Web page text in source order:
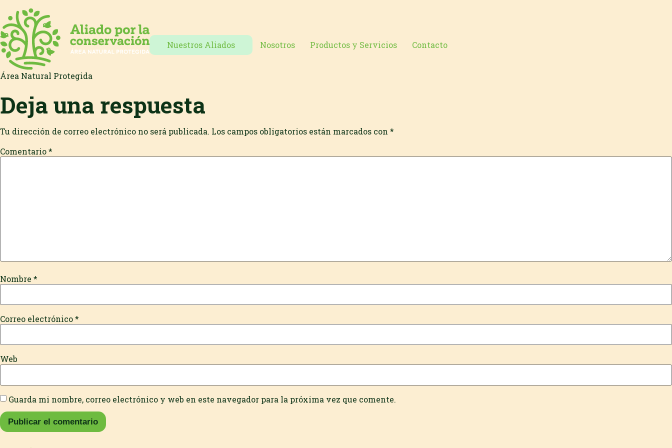
Área Natural Protegida
Nuestros Aliados Nosotros Productos y Servicios Contacto
Deja una respuesta
Tu dirección de correo electrónico no será publicada. Los campos obligatorios están marcados con *
Comentario*
Nombre *
Correo electrónico*
Web
Guarda mi nombre, correo electrónico y web en este navegador para la próxima vez que comente.